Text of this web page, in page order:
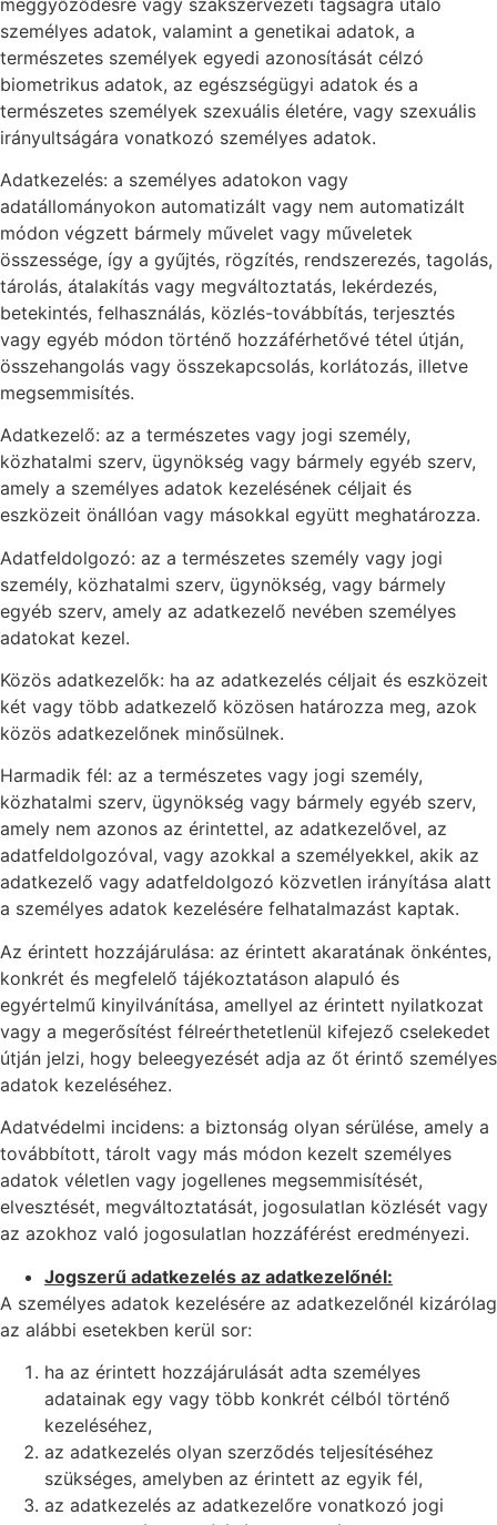
személyes adatok, valamint a genetikai adatok, a
természetes személyek egyedi azonosítását célzó
biometrikus adatok, az egészségügyi adatok és a
természetes személyek szexuális életére, vagy szexuális
irányultságára vonatkozó személyes adatok.
Adatkezelés: a személyes adatokon vagy
adatállományokon automatizált vagy nem automatizált
módon végzett bármely művelet vagy műveletek
összessége, így a gyűjtés, rögzítés, rendszerezés, tagolás,
tárolás, átalakítás vagy megváltoztatás, lekérdezés,
betekintés, felhasználás, közlés-továbbítás, terjesztés
vagy egyéb módon történő hozzáférhetővé tétel útján,
összehangolás vagy összekapcsolás, korlátozás, illetve
megsemmisítés.
Adatkezelő: az a természetes vagy jogi személy,
közhatalmi szerv, ügynökség vagy bármely egyéb szerv,
amely a személyes adatok kezelésének céljait és
eszközeit önállóan vagy másokkal együtt meghatározza.
Adatfeldolgozó: az a természetes személy vagy jogi
személy, közhatalmi szerv, ügynökség, vagy bármely
egyéb szerv, amely az adatkezelő nevében személyes
adatokat kezel.
Közös adatkezelők: ha az adatkezelés céljait és eszközeit
két vagy több adatkezelő közösen határozza meg, azok
közös adatkezelőnek minősülnek.
Harmadik fél: az a természetes vagy jogi személy,
közhatalmi szerv, ügynökség vagy bármely egyéb szerv,
amely nem azonos az érintettel, az adatkezelővel, az
adatfeldolgozóval, vagy azokkal a személyekkel, akik az
adatkezelő vagy adatfeldolgozó közvetlen irányítása alatt
a személyes adatok kezelésére felhatalmazást kaptak.
Az érintett hozzájárulása: az érintett akaratának önkéntes,
konkrét és megfelelő tájékoztatáson alapuló és
egyértelmű kinyilvánítása, amellyel az érintett nyilatkozat
vagy a megerősítést félreérthetetlenül kifejező cselekedet
útján jelzi, hogy beleegyezését adja az őt érintő személyes
adatok kezeléséhez.
Adatvédelmi incidens: a biztonság olyan sérülése, amely a
továbbított, tárolt vagy más módon kezelt személyes
adatok véletlen vagy jogellenes megsemmisítését,
elvesztését, megváltoztatását, jogosulatlan közlését vagy
az azokhoz való jogosulatlan hozzáférést eredményezi.
Jogszerű adatkezelés az adatkezelőnél:
A személyes adatok kezelésére az adatkezelőnél kizárólag
az alábbi esetekben kerül sor:
ha az érintett hozzájárulását adta személyes
adatainak egy vagy több konkrét célból történő
kezeléséhez,
az adatkezelés olyan szerződés teljesítéséhez
szükséges, amelyben az érintett az egyik fél,
az adatkezelés az adatkezelőre vonatkozó jogi